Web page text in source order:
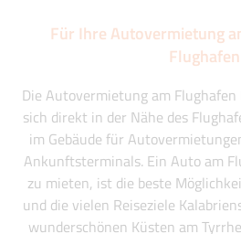
Für Ihre Autovermietung
Flughafen
Die Autovermietung am Flughafen
sich direkt in der Nähe des
im Gebäude für
Ankunftsterminals. Ein Auto am
zu mieten, ist die beste
und die vielen Reiseziele
wunderschönen Küsten am